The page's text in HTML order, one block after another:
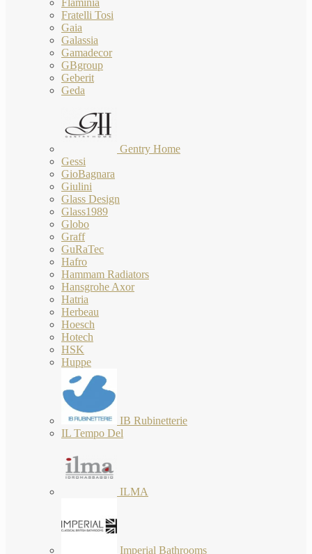
Flaminia
Fratelli Tosi
Gaia
Galassia
Gamadecor
GBgroup
Geberit
Geda
Gentry Home
Gessi
GioBagnara
Giulini
Glass Design
Glass1989
Globo
Graff
GuRaTec
Hafro
Hammam Radiators
Hansgrohe Axor
Hatria
Herbeau
Hoesch
Hotech
HSK
Huppe
IB Rubinetterie
IL Tempo Del
ILMA
Imperial Bathrooms